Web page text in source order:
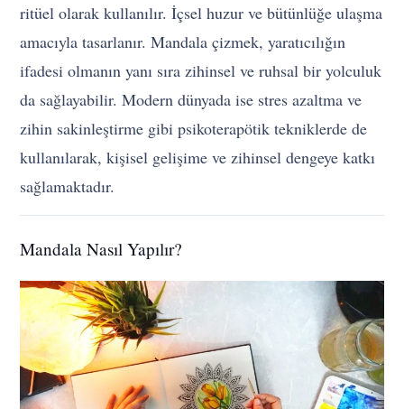
ritüel olarak kullanılır. İçsel huzur ve bütünlüğe ulaşma
amacıyla tasarlanır. Mandala çizmek, yaratıcılığın
ifadesi olmanın yanı sıra zihinsel ve ruhsal bir yolculuk
da sağlayabilir. Modern dünyada ise stres azaltma ve
zihin sakinleştirme gibi psikoterapötik tekniklerde de
kullanılarak, kişisel gelişime ve zihinsel dengeye katkı
sağlamaktadır.
Mandala Nasıl Yapılır?